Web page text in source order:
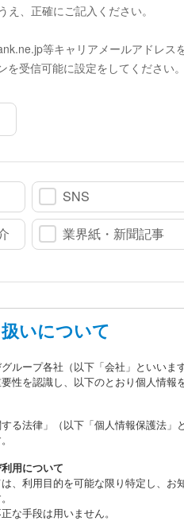
、正確にご記入ください。
等キャリアメールアドレス
受信可能に設定をしてください
SNS
業界紙・新聞記事
いについて
ループ各社（以下「会社」といいま
性を認識し、以下のとおり個人情報
る法律」（以下「個人情報保護法」
用について
、利用目的を可能な限り特定し、お
な手段は用いません。